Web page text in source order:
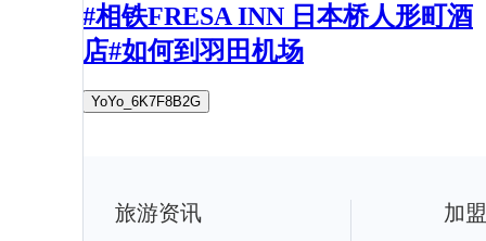
#相铁FRESA INN 日本桥人形町酒
店#如何到羽田机场
YoYo_6K7F8B2G
旅游资讯 加